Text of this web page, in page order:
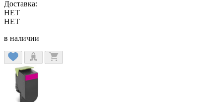
Доставка:
НЕТ
НЕТ
в наличии